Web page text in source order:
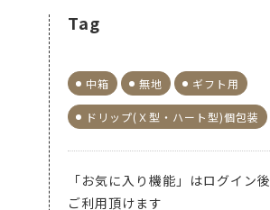
Tag
中箱 無地 ギフト用
ドリップ(Ｘ型・ハート型)個包装
「お気に入り機能」はログイン後
ご利用頂けます